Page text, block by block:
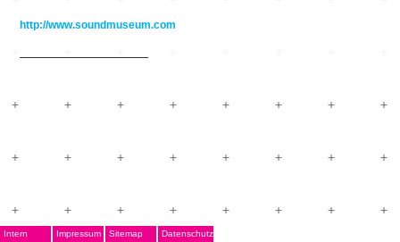
http://www.soundmuseum.com
————————————
Intern Impressum Sitemap Datenschutz